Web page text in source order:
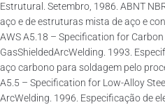
Estrutural. Setembro, 1986. ABNT
aço e de estruturas mista de aço e
AWS A5.18 – Specification for
GasShieldedArcWelding. 1993.
aço carbono para soldagem pelo
A5.5 – Specification for Low-Alloy
ArcWelding. 1996. Especificação de